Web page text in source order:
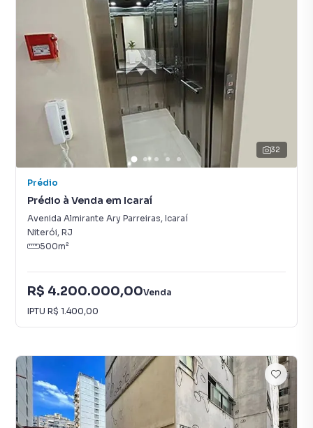
32
Prédio
Prédio à Venda em Icaraí
Avenida Almirante Ary Parreiras, Icaraí
Niterói, RJ
500m²
R$ 4.200.000,00Venda
IPTU R$ 1.400,00